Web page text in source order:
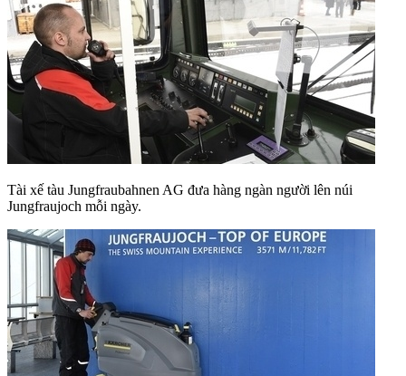
Tài xế tàu Jungfraubahnen AG đưa hàng ngàn người lên núi
Jungfraujoch mỗi ngày.